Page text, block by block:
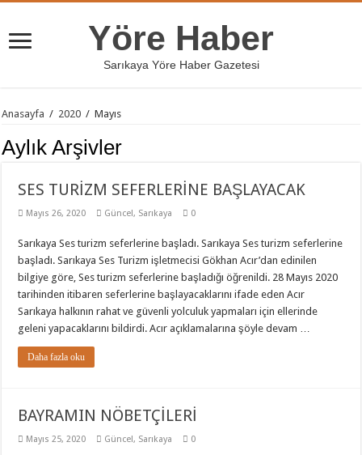
Yöre Haber
Sarıkaya Yöre Haber Gazetesi
Anasayfa / 2020 / Mayıs
Aylık Arşivler
SES TURİZM SEFERLERİNE BAŞLAYACAK
Mayıs 26, 2020 Güncel, Sarıkaya 0
Sarıkaya Ses turizm seferlerine başladı. Sarıkaya Ses turizm seferlerine
başladı. Sarıkaya Ses Turizm işletmecisi Gökhan Acır’dan edinilen
bilgiye göre, Ses turizm seferlerine başladığı öğrenildi. 28 Mayıs 2020
tarihinden itibaren seferlerine başlayacaklarını ifade eden Acır
Sarıkaya halkının rahat ve güvenli yolculuk yapmaları için ellerinde
geleni yapacaklarını bildirdi. Acır açıklamalarına şöyle devam …
Daha fazla oku
BAYRAMIN NÖBETÇİLERİ
Mayıs 25, 2020 Güncel, Sarıkaya 0